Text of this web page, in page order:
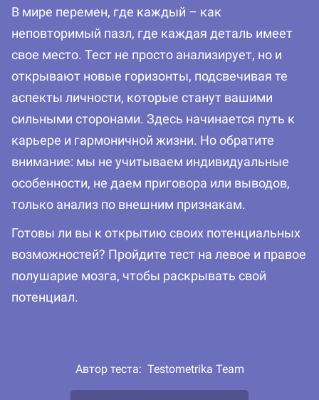
В мире перемен, где каждый – как
неповторимый пазл, где каждая деталь имеет
свое место. Тест не просто анализирует, но и
открывают новые горизонты, подсвечивая те
аспекты личности, которые станут вашими
сильными сторонами. Здесь начинается путь к
карьере и гармоничной жизни. Но обратите
внимание: мы не учитываем индивидуальные
особенности, не даем приговора или выводов,
только анализ по внешним признакам.
Готовы ли вы к открытию своих потенциальных
возможностей? Пройдите тест на левое и правое
полушарие мозга, чтобы раскрывать свой
потенциал.
Автор теста: Testometrika Team